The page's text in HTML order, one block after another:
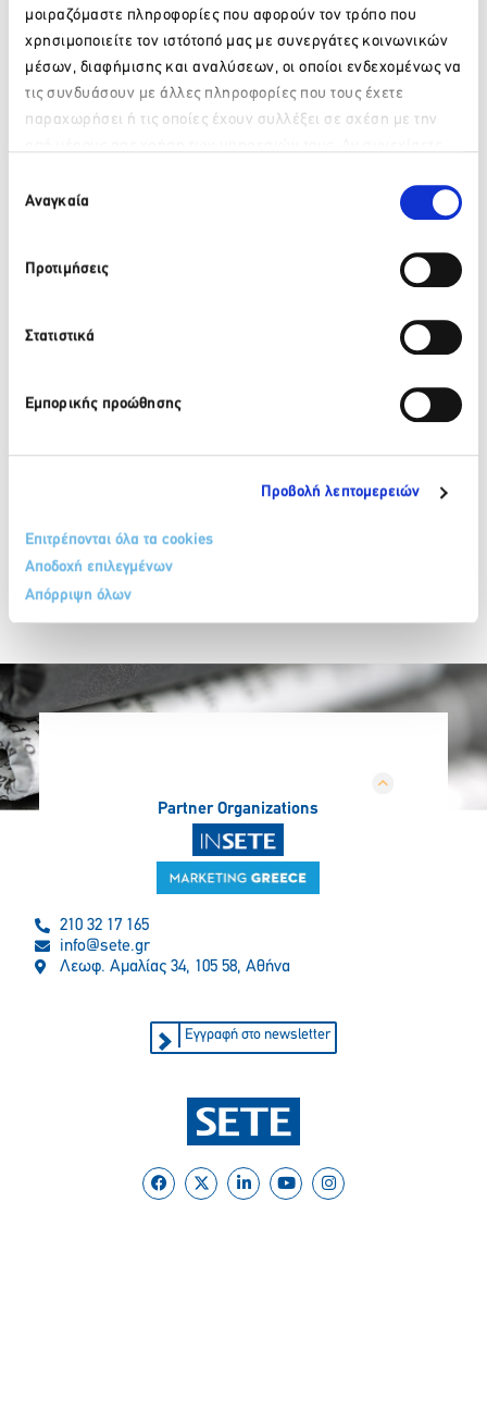
μοιραζόμαστε πληροφορίες που αφορούν τον τρόπο που
χρησιμοποιείτε τον ιστότοπό μας με συνεργάτες κοινωνικών
μέσων, διαφήμισης και αναλύσεων, οι οποίοι ενδεχομένως να
τις συνδυάσουν με άλλες πληροφορίες που τους έχετε
παραχωρήσει ή τις οποίες έχουν συλλέξει σε σχέση με την
των Cookies μας.
συγκατάθεσης
Αναγκαία
Προτιμήσεις
Στατιστικά
Εμπορικής προώθησης
Προβολή λεπτομερειών
Επιτρέπονται όλα τα cookies
Αποδοχή επιλεγμένων
Απόρριψη όλων
*τελευταία επικαιροποίηση 18.04.2022, στις 11.00
Για να δείτε τις Covid-19 ρυθμίσεις για το 2021,πατήστε
Για να δείτε τις Covid-19 ρυθμίσεις για το 2020, πατήστε
Partner Organizations
210 32 17 165
info@sete.gr
Λεωφ. Αμαλίας 34, 105 58, Αθήνα
Εγγραφή στο newsletter